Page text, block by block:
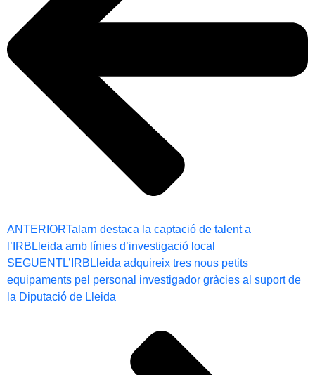
ANTERIORTalarn destaca la captació de talent a
l’IRBLleida amb línies d’investigació local
SEGUENTL’IRBLleida adquireix tres nous petits
equipaments pel personal investigador gràcies al suport de
la Diputació de Lleida